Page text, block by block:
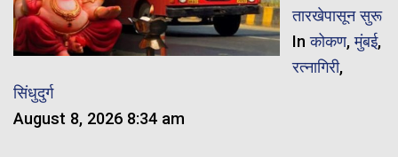
तारखेपासून सुरू
Inकोकण,मुंबई,
रत्नागिरी,
सिंधुदुर्ग
August 8, 2026 8:34 am